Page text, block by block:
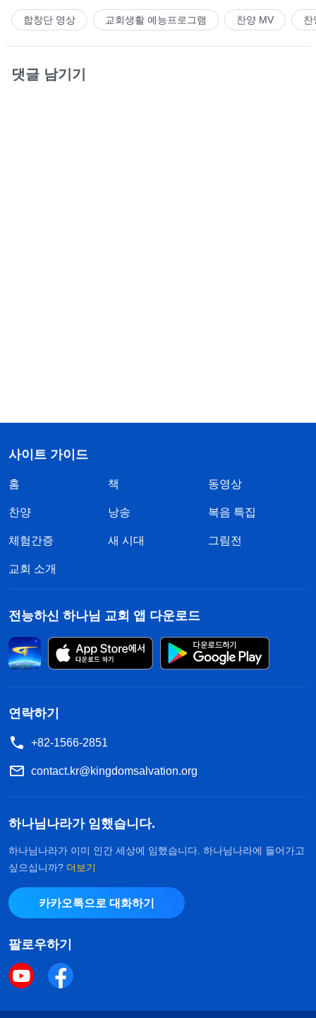
합창단 영상 교회생활 예능프로그램 찬양 MV 찬
댓글 남기기
사이트 가이드
홈 책 동영상
찬양 낭송 복음 특집
체험간증 새 시대 그림전
교회 소개
전능하신 하나님 교회 앱 다운로드
연락하기
+82-1566-2851
contact.kr@kingdomsalvation.org
하나님나라가 임했습니다.
하나님나라가 이미 인간 세상에 임했습니다. 하나님나라에 들어가고
싶으십니까? 더보기
카카오톡으로 대화하기
팔로우하기